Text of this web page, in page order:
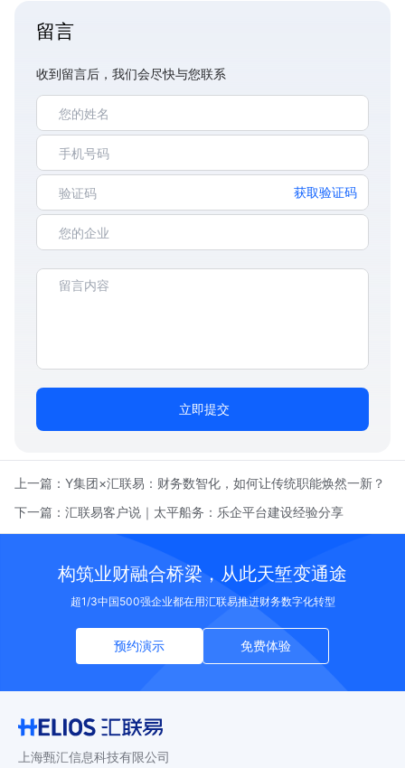
留言
收到留言后，我们会尽快与您联系
获取验证码
立即提交
上一篇： Y集团×汇联易：财务数智化，如何让传统职能焕然一新？
下一篇： 汇联易客户说｜太平船务：乐企平台建设经验分享
构筑业财融合桥梁，从此天堑变通途
超1/3中国500强企业都在用汇联易推进财务数字化转型
预约演示 免费体验
上海甄汇信息科技有限公司